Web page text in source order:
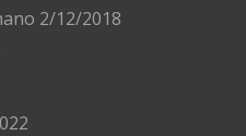
2/12/2018